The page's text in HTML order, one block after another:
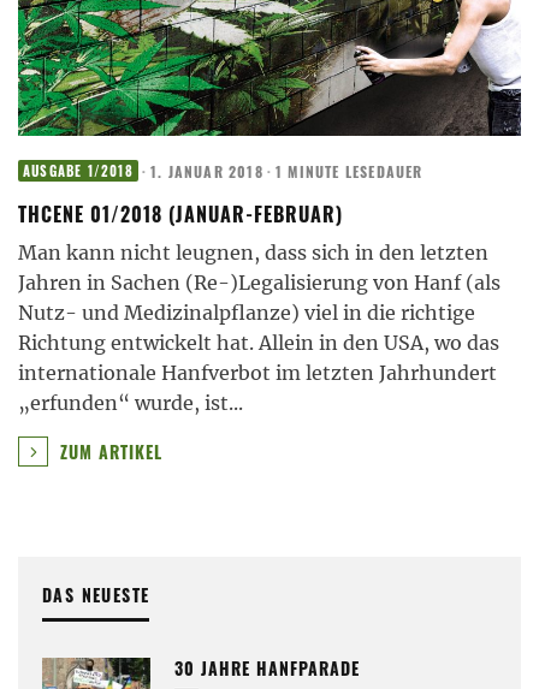
AUSGABE 1/2018 · 1. JANUAR 2018 · 1 MINUTE LESEDAUER
THCENE 01/2018 (JANUAR-FEBRUAR)
Man kann nicht leugnen, dass sich in den letzten
Jahren in Sachen (Re-)Legalisierung von Hanf (als
Nutz- und Medizinalpflanze) viel in die richtige
Richtung entwickelt hat. Allein in den USA, wo das
internationale Hanfverbot im letzten Jahrhundert
„erfunden“ wurde, ist...
ZUM ARTIKEL
DAS NEUESTE
30 JAHRE HANFPARADE